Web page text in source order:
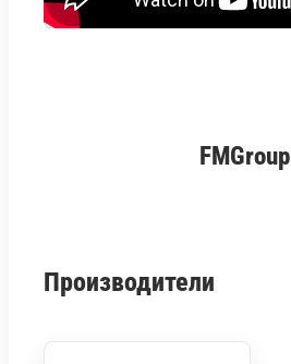
FMGroup
Производители